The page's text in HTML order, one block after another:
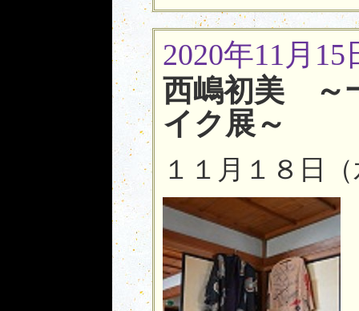
2020年11月15
西嶋初美 ～
イク展～
１１月１８日